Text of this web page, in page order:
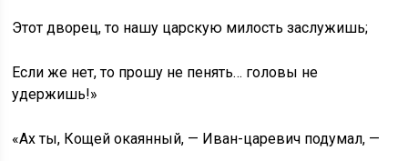
Этот дворец, то нашу царскую милость заслужишь;
Если же нет, то прошу не пенять… головы не
удержишь!»
«Ах ты, Кощей окаянный, — Иван-царевич подумал, —